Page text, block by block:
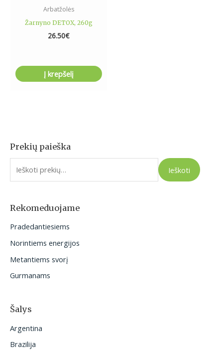
Prekių paieška
I
e
o
:
Ieškoti
Rekomeduojame
Pradedantiesiems
Norintiems energijos
Metantiems svorį
Gurmanams
Šalys
Argentina
Brazilija
Arbatžolės
Žarnyno DETOX, 260g
26.50€
Į krepšelį